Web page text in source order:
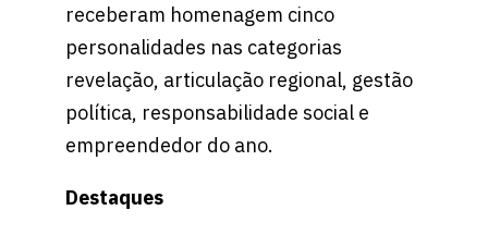
receberam homenagem cinco
personalidades nas categorias
revelação, articulação regional, gestão
política, responsabilidade social e
empreendedor do ano.
Destaques